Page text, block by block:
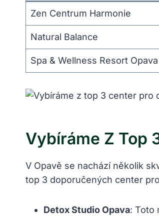
Zen Centrum Harmonie
Natural Balance
Spa & Wellness Resort Opava
Vybíráme Z Top
V Opavě se nachází několik
top 3 doporučených center
Detox Studio Opava: Toto